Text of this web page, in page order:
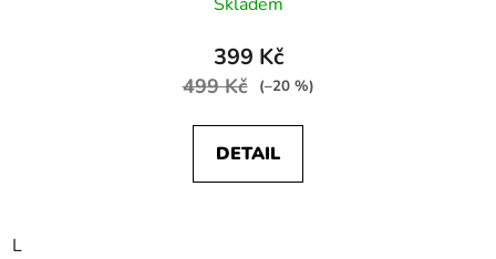
399 Kč
499 Kč (–20 %)
DETAIL
L